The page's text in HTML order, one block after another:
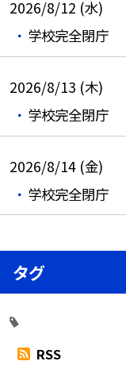
2026/8/12 (水)
学校完全閉庁
2026/8/13 (木)
学校完全閉庁
2026/8/14 (金)
学校完全閉庁
タグ
RSS